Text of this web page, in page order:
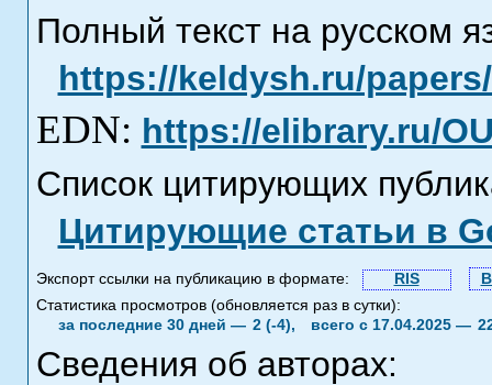
Полный текст на русском
https://keldysh.ru/
EDN: https://elibrary.ru/
Список цитирующих
Цитирующие статьи в
Экспорт ссылки на публикацию в формате: RIS
Статистика просмотров (обновляется раз в сутки):
за последние 30 дней — 2 (-4), всего с 17.04.2025 —
Сведения об авторах: